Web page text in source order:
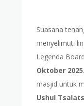
Suasana
menyelimuti
Legenda
Oktober 2025
masjid untuk
Ushul